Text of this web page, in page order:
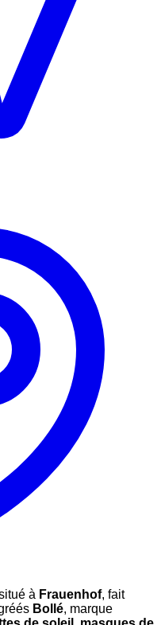
à Frauenhof, fait
Bollé, marque